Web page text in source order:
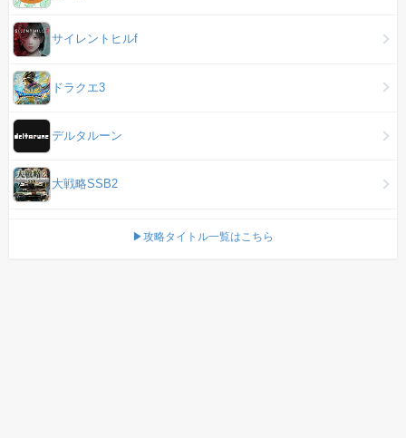
サイレントヒルf
ドラクエ3
デルタルーン
大戦略SSB2
▶攻略タイトル一覧はこちら